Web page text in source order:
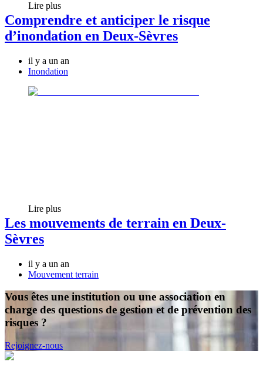
Lire plus
Comprendre et anticiper le risque
d’inondation en Deux-Sèvres
il y a un an
Inondation
Lire plus
Les mouvements de terrain en Deux-
Sèvres
il y a un an
Mouvement terrain
Vous êtes une institution ou une association en
charge des questions de gestion et de prévention des
risques ?
Rejoignez-nous